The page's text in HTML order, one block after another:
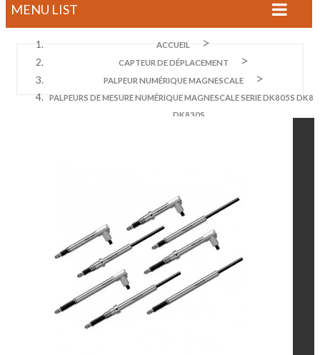
MENU LIST
ACCUEIL
CAPTEUR DE DÉPLACEMENT
PALPEUR NUMÉRIQUE MAGNESCALE
PALPEURS DE MESURE NUMÉRIQUE MAGNESCALE SERIE DK805S
DK830S